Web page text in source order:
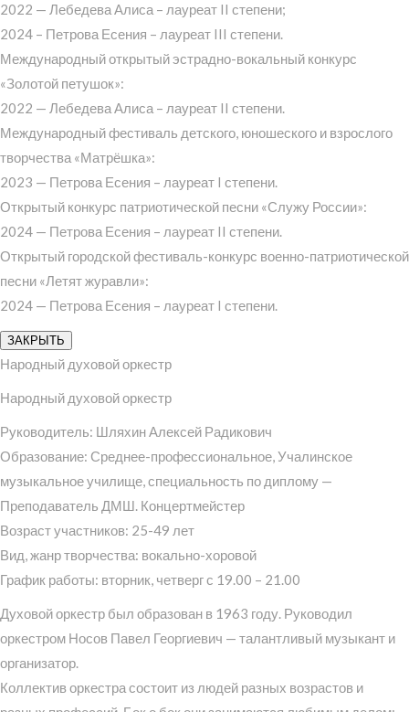
2022 — Лебедева Алиса – лауреат II степени;
2024 – Петрова Есения – лауреат III степени.
Международный открытый эстрадно-вокальный конкурс
«Золотой петушок»:
2022 — Лебедева Алиса – лауреат II степени.
Международный фестиваль детского, юношеского и взрослого
творчества «Матрёшка»:
2023 — Петрова Есения – лауреат I степени.
Открытый конкурс патриотической песни «Служу России»:
2024 — Петрова Есения – лауреат II степени.
Открытый городской фестиваль-конкурс военно-патриотической
песни «Летят журавли»:
2024 — Петрова Есения – лауреат I степени.
ЗАКРЫТЬ
Народный духовой оркестр
Народный духовой оркестр
Руководитель: Шляхин Алексей Радикович
Образование: Среднее-профессиональное, Учалинское
музыкальное училище, специальность по диплому —
Преподаватель ДМШ. Концертмейстер
Возраст участников: 25-49 лет
Вид, жанр творчества: вокально-хоровой
График работы: вторник, четверг с 19.00 – 21.00
Духовой оркестр был образован в 1963 году. Руководил
оркестром Носов Павел Георгиевич — талантливый музыкант и
организатор.
Коллектив оркестра состоит из людей разных возрастов и